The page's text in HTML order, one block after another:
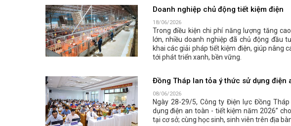
Doanh nghiệp chủ động tiết kiệm điện
18/06/2026
Trong điều kiện chi phí năng lượng tăng
lớn, nhiều doanh nghiệp đã chủ động đầu
khai các giải pháp tiết kiệm điện, giúp nâng
tới phát triển xanh, bền vững.
Đồng Tháp lan tỏa ý thức sử dụng điện
08/06/2026
Ngày 28-29/5, Công ty Điện lực Đồng
dụng điện an toàn - tiết kiệm năm 2026”
tại cơ sở; cùng học sinh, sinh viên trên địa